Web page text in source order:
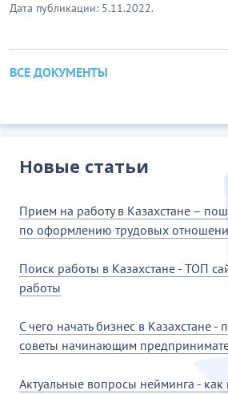
Дата публикации: 5.11.2022.
ВСЕ ДОКУМЕНТЫ
Новые статьи
Прием на работу в Казахстане –
по оформлению трудовых
Поиск работы в Казахстане - ТОП
работы
С чего начать бизнес в Казахстане -
советы начинающим
Актуальные вопросы нейминга - как